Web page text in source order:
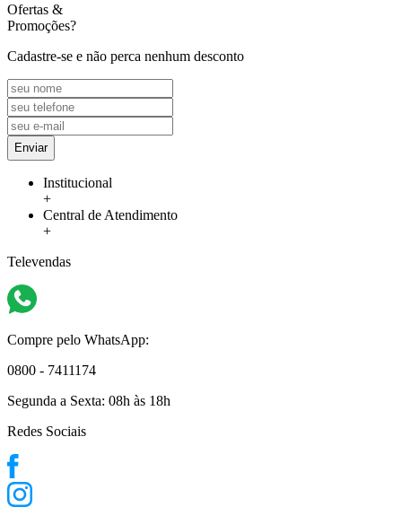
Ofertas &
Promoções?
Cadastre-se e não perca nenhum desconto
Enviar
Institucional
+
Central de Atendimento
+
Televendas
Compre pelo WhatsApp:
0800 - 7411174
Segunda a Sexta: 08h às 18h
Redes Sociais